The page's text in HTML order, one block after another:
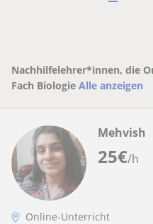
Nachhilfelehrer*innen, die
Fach Biologie Alle anzeigen
25€/h
Mehvish
Online-Unterricht